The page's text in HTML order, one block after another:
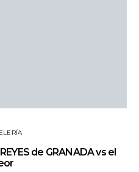
de GRANADA vs el